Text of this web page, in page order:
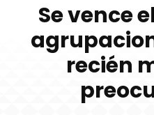
Se vence
recién